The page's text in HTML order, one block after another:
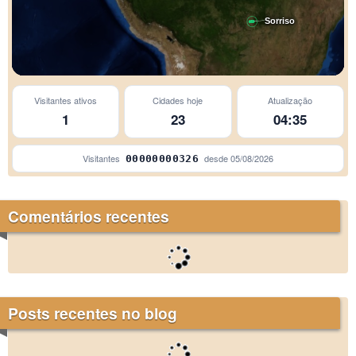
Sorriso
Visitantes ativos
1
Cidades hoje
23
Atualização
04:35
Visitantes 00000000326 desde05/08/2026
Comentários recentes
Posts recentes no blog